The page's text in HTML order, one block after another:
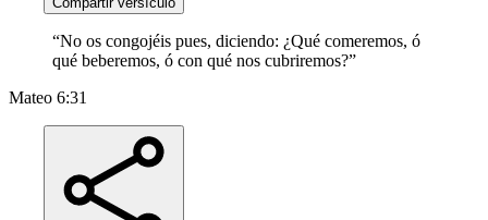
“No os congojéis pues, diciendo: ¿Qué comeremos, ó
qué beberemos, ó con qué nos cubriremos?”
Mateo 6:31